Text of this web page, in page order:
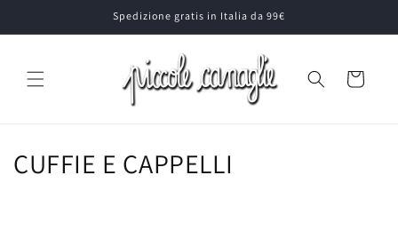
ai contenuti
Spedizione gratis in Italia da 99€
Carrello
C
CUFFIE E CAPPELLI